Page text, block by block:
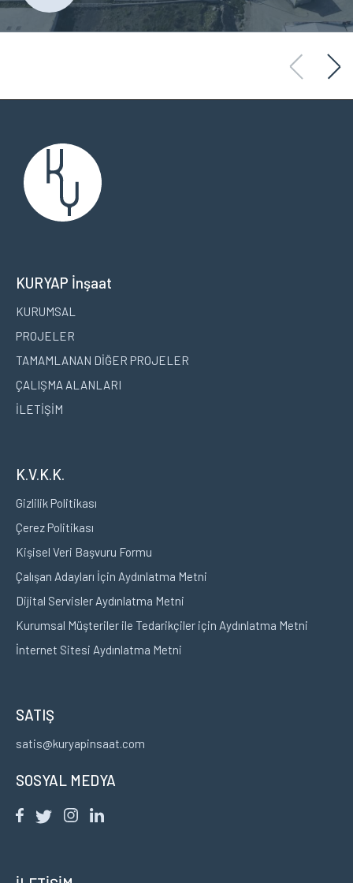
KURYAP İnşaat
KURUMSAL
PROJELER
TAMAMLANAN DİĞER PROJELER
ÇALIŞMA ALANLARI
İLETİŞİM
K.V.K.K.
Gizlilik Politikası
Çerez Politikası
Kişisel Veri Başvuru Formu
Çalışan Adayları İçin Aydınlatma Metni
Dijital Servisler Aydınlatma Metni
Kurumsal Müşteriler ile Tedarikçiler için Aydınlatma Metni
İnternet Sitesi Aydınlatma Metni
SATIŞ
satis@kuryapinsaat.com
SOSYAL MEDYA